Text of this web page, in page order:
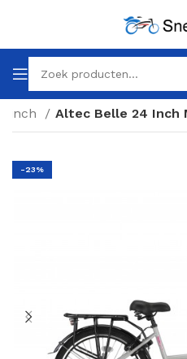
inch Altec Belle 24 Inch
-23%